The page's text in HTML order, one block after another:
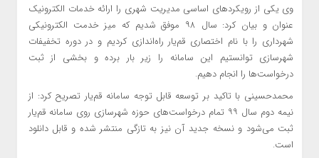
وی یکی از رویکردهای اساسی مدیریت شهری را ارائه خدمات الکترونیک
عنوان و بیان کرد: سال ۹۸ موفق شدیم که میز خدمت الکترونیکی
شهرداری را با نام اختصاری قم‌یار راه‌اندازی کردیم و در دوره تخفیفات
شهرسازی توانستیم این سامانه را زیر بار برده و بخشی از ثبت
درخواست‌ها را انجام دهیم.
محمدحسینی با تاکید بر توسعه قابل توجه سامانه قم‌یار تصریح کرد: از
نیمه دوم سال ۹۹ تمام درخواست‌های حوزه شهرسازی روی سامانه قم‌یار
ثبت می‌شود و نسخه جدید آن نیز به تازگی منتشر شده و قابل دانلود
است.